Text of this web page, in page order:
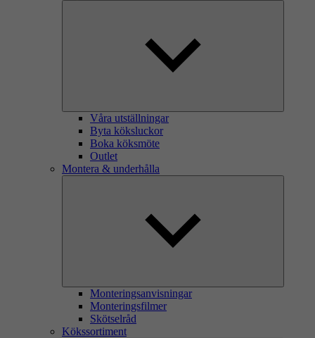
Våra utställningar
Byta köksluckor
Boka köksmöte
Outlet
Montera & underhålla
Monteringsanvisningar
Monteringsfilmer
Skötselråd
Kökssortiment